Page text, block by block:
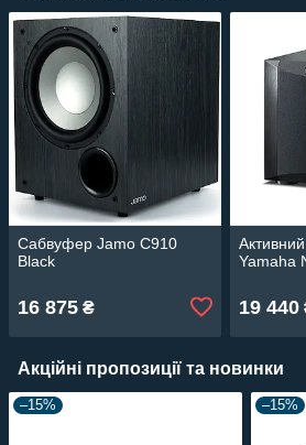
Сабвуфер Jamo C910
Black
16 875 ₴
Yamaha
19 440
Акційні пропозиції та новинки
–15% –15%